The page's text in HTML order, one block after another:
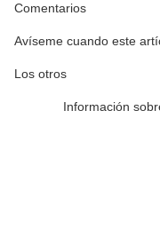
Comentarios
Avíseme cuando este
Los otros
Información